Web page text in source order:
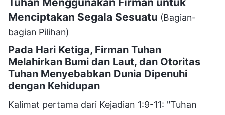
Tuhan Menggunakan Firman untuk
Menciptakan Segala Sesuatu (Bagian-
bagian Pilihan)
Pada Hari Ketiga, Firman Tuhan
Melahirkan Bumi dan Laut, dan Otoritas
Tuhan Menyebabkan Dunia Dipenuhi
dengan Kehidupan
Kalimat pertama dari Kejadian 1:9-11: "Tuhan